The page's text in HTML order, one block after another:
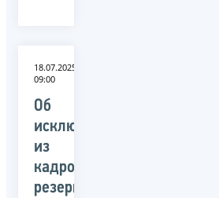
18.07.2025
09:00
Об
исключении
из
кадрового
резерва